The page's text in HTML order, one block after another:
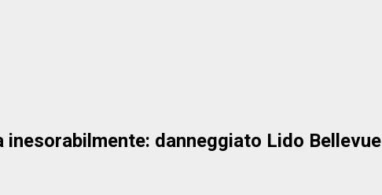
inesorabilmente: danneggiato Lido Bellevue